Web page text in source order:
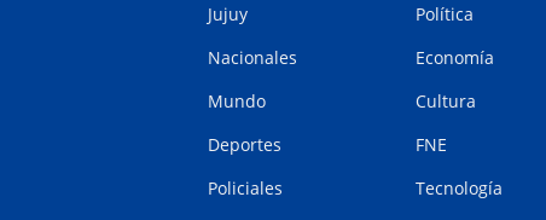
Jujuy
Nacionales
Mundo
Deportes
Policiales
Política
Economía
Cultura
FNE
Tecnología